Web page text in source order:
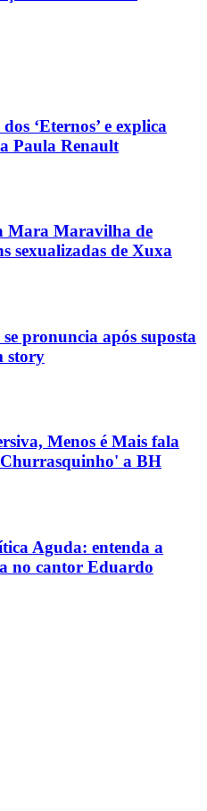
‘Eternos’ e explica
Paula Renault
Mara Maravilha de
sexualizadas de Xuxa
pronuncia após suposta
story
Menos é Mais fala
a BH
Aguda: entenda a
no cantor Eduardo